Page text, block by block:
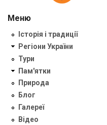
Меню
Історія і традиції
Регіони України
Тури
Пам'ятки
Природа
Блог
Галереї
Відео